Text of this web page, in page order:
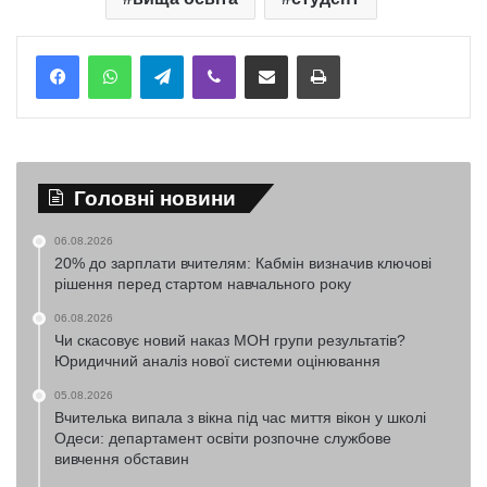
TelegramViber Надіслати електронною поштоюНадрукувати
Головні новини
06.08.2026
20% до зарплати вчителям: Кабмін визначив ключові
рішення перед стартом навчального року
06.08.2026
Чи скасовує новий наказ МОН групи результатів?
Юридичний аналіз нової системи оцінювання
05.08.2026
Вчителька випала з вікна під час миття вікон у школі
Одеси: департамент освіти розпочне службове
вивчення обставин